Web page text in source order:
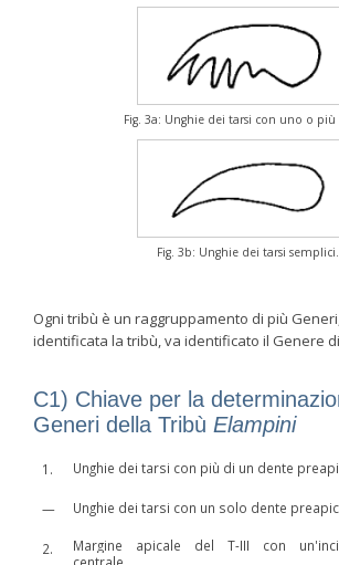
Fig. 3a: Unghie dei tarsi con uno o
Fig. 3b: Unghie dei tarsi semplici.
Ogni tribù è un raggruppamento di più
identificata la tribù, va identificato il Genere
C1) Chiave per la
Generi della Tribù Elampini
1. Unghie dei tarsi con più di un dente
— Unghie dei tarsi con un solo dente
2.
Margine apicale del T-III con